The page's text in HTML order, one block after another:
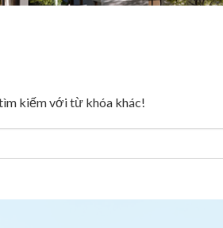
kiếm với từ khóa khác!